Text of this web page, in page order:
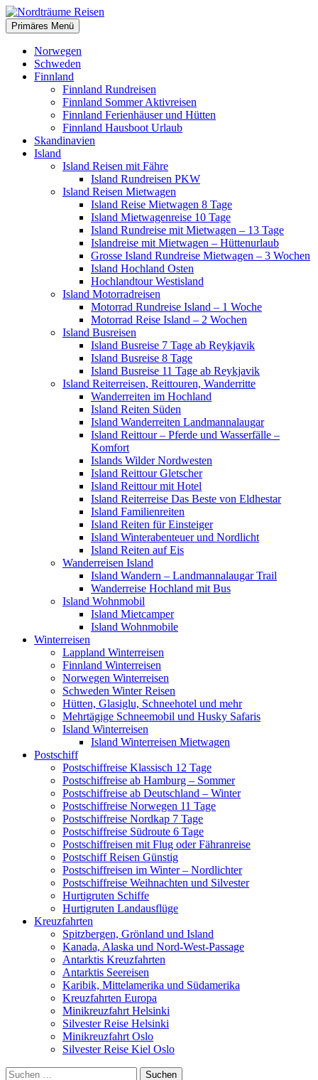
Zum
Inhalt
springen
Nordträume Reisen
Suchen
Primäres Menü
Norwegen
Schweden
Finnland
Finnland Rundreisen
Finnland Sommer Aktivreisen
Finnland Ferienhäuser und Hütten
Finnland Hausboot Urlaub
Skandinavien
Island
Island Reisen mit Fähre
Island Rundreisen PKW
Island Reisen Mietwagen
Island Reise Mietwagen 8 Tage
Island Mietwagenreise 10 Tage
Island Rundreise mit Mietwagen – 13 Tage
Islandreise mit Mietwagen – Hüttenurlaub
Grosse Island Rundreise Mietwagen – 3 Wochen
Island Hochland Osten
Hochlandtour Westisland
Island Motorradreisen
Motorrad Rundreise Island – 1 Woche
Motorrad Reise Island – 2 Wochen
Island Busreisen
Island Busreise 7 Tage ab Reykjavik
Island Busreise 8 Tage
Island Busreise 11 Tage ab Reykjavik
Island Reiterreisen, Reittouren, Wanderritte
Wanderreiten im Hochland
Island Reiten Süden
Island Wanderreiten Landmannalaugar
Island Reittour – Pferde und Wasserfälle –
Komfort
Islands Wilder Nordwesten
Island Reittour Gletscher
Island Reittour mit Hotel
Island Reiterreise Das Beste von Eldhestar
Island Familienreiten
Island Reiten für Einsteiger
Island Winterabenteuer und Nordlicht
Island Reiten auf Eis
Wanderreisen Island
Island Wandern – Landmannalaugar Trail
Wanderreise Hochland mit Bus
Island Wohnmobil
Island Mietcamper
Island Wohnmobile
Winterreisen
Lappland Winterreisen
Finnland Winterreisen
Norwegen Winterreisen
Schweden Winter Reisen
Hütten, Glasiglu, Schneehotel und mehr
Mehrtägige Schneemobil und Husky Safaris
Island Winterreisen
Island Winterreisen Mietwagen
Postschiff
Postschiffreise Klassisch 12 Tage
Postschiffreise ab Hamburg – Sommer
Postschiffreise ab Deutschland – Winter
Postschiffreise Norwegen 11 Tage
Postschiffreise Nordkap 7 Tage
Postschiffreise Südroute 6 Tage
Postschiffreisen mit Flug oder Fähranreise
Postschiff Reisen Günstig
Postschiffreisen im Winter – Nordlichter
Postschiffreise Weihnachten und Silvester
Hurtigruten Schiffe
Hurtigruten Landausflüge
Kreuzfahrten
Spitzbergen, Grönland und Island
Kanada, Alaska und Nord-West-Passage
Antarktis Kreuzfahrten
Antarktis Seereisen
Karibik, Mittelamerika und Südamerika
Kreuzfahrten Europa
Minikreuzfahrt Helsinki
Silvester Reise Helsinki
Minikreuzfahrt Oslo
Silvester Reise Kiel Oslo
Suchen